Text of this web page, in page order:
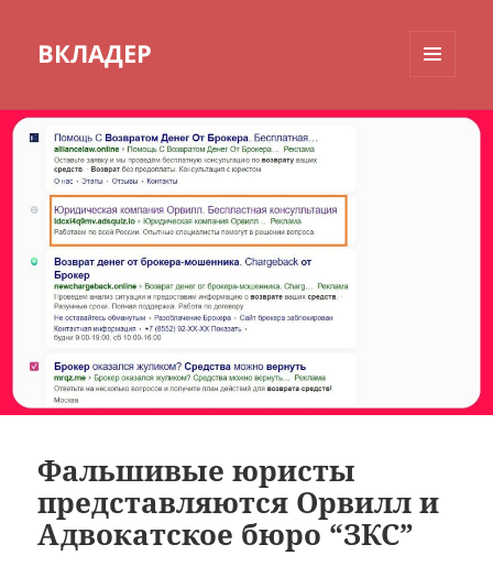
ВКЛАДЕР
ВИДЖЕТЫ
Фальшивые юристы
представляются Орвилл и
Адвокатское бюро “ЗКС”